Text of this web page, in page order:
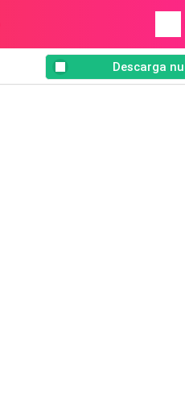
Descarga